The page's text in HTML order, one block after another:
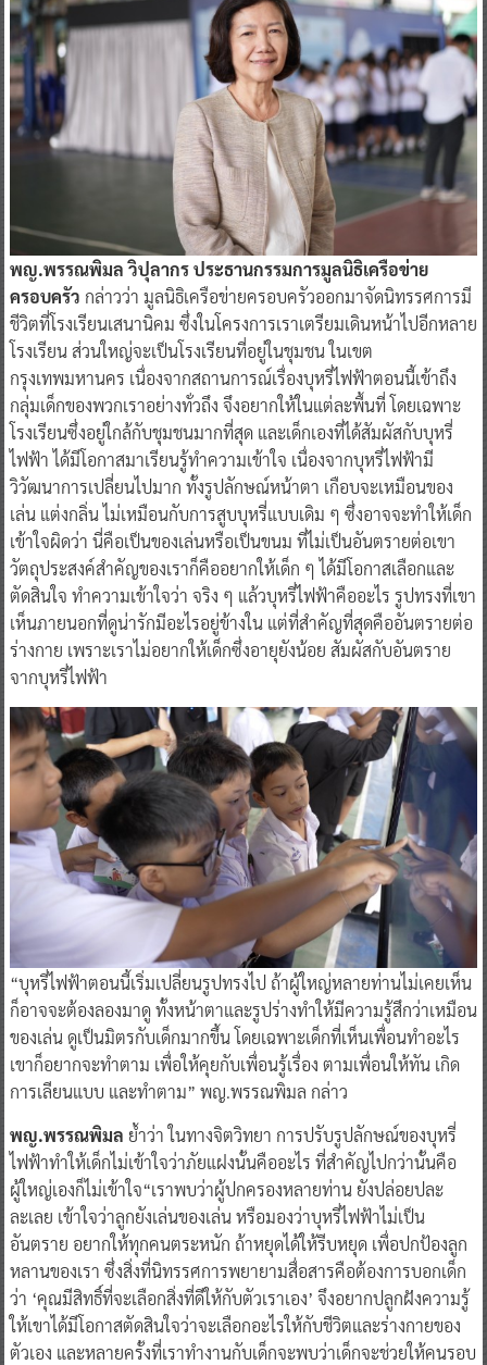
พญ.พรรณพิมล วิปุลากร ประธานกรรมการมูลนิธิเครือข่าย
ครอบครัว กล่าวว่า มูลนิธิเครือข่ายครอบครัวออกมาจัดนิทรรศการมี
ชีวิตที่โรงเรียนเสนานิคม ซึ่งในโครงการเราเตรียมเดินหน้าไปอีกหลาย
โรงเรียน ส่วนใหญ่จะเป็นโรงเรียนที่อยู่ในชุมชน ในเขต
กรุงเทพมหานคร เนื่องจากสถานการณ์เรื่องบุหรี่ไฟฟ้าตอนนี้เข้าถึง
กลุ่มเด็กของพวกเราอย่างทั่วถึง จึงอยากให้ในแต่ละพื้นที่ โดยเฉพาะ
โรงเรียนซึ่งอยู่ใกล้กับชุมชนมากที่สุด และเด็กเองที่ได้สัมผัสกับบุหรี่
ไฟฟ้า ได้มีโอกาสมาเรียนรู้ทำความเข้าใจ เนื่องจากบุหรี่ไฟฟ้ามี
วิวัฒนาการเปลี่ยนไปมาก ทั้งรูปลักษณ์หน้าตา เกือบจะเหมือนของ
เล่น แต่งกลิ่น ไม่เหมือนกับการสูบบุหรี่แบบเดิม ๆ ซึ่งอาจจะทำให้เด็ก
เข้าใจผิดว่า นี่คือเป็นของเล่นหรือเป็นขนม ที่ไม่เป็นอันตรายต่อเขา
วัตถุประสงค์สำคัญของเราก็คืออยากให้เด็ก ๆ ได้มีโอกาสเลือกและ
ตัดสินใจ ทำความเข้าใจว่า จริง ๆ แล้วบุหรี่ไฟฟ้าคืออะไร รูปทรงที่เขา
เห็นภายนอกที่ดูน่ารักมีอะไรอยู่ข้างใน แต่ที่สำคัญที่สุดคืออันตรายต่อ
ร่างกาย เพราะเราไม่อยากให้เด็กซึ่งอายุยังน้อย สัมผัสกับอันตราย
จากบุหรี่ไฟฟ้า
“บุหรี่ไฟฟ้าตอนนี้เริ่มเปลี่ยนรูปทรงไป ถ้าผู้ใหญ่หลายท่านไม่เคยเห็น
ก็อาจจะต้องลองมาดู ทั้งหน้าตาและรูปร่างทำให้มีความรู้สึกว่าเหมือน
ของเล่น ดูเป็นมิตรกับเด็กมากขึ้น โดยเฉพาะเด็กที่เห็นเพื่อนทำอะไร
เขาก็อยากจะทำตาม เพื่อให้คุยกับเพื่อนรู้เรื่อง ตามเพื่อนให้ทัน เกิด
การเลียนแบบ และทำตาม” พญ.พรรณพิมล กล่าว
พญ.พรรณพิมล ย้ำว่า ในทางจิตวิทยา การปรับรูปลักษณ์ของบุหรี่
ไฟฟ้าทำให้เด็กไม่เข้าใจว่าภัยแฝงนั้นคืออะไร ที่สำคัญไปกว่านั้นคือ
ผู้ใหญ่เองก็ไม่เข้าใจ“เราพบว่าผู้ปกครองหลายท่าน ยังปล่อยปละ
ละเลย เข้าใจว่าลูกยังเล่นของเล่น หรือมองว่าบุหรี่ไฟฟ้าไม่เป็น
อันตราย อยากให้ทุกคนตระหนัก ถ้าหยุดได้ให้รีบหยุด เพื่อปกป้องลูก
หลานของเรา ซึ่งสิ่งที่นิทรรศการพยายามสื่อสารคือต้องการบอกเด็ก
ว่า ‘คุณมีสิทธิ์ที่จะเลือกสิ่งที่ดีให้กับตัวเราเอง’ จึงอยากปลูกฝังความรู้
ให้เขาได้มีโอกาสตัดสินใจว่าจะเลือกอะไรให้กับชีวิตและร่างกายของ
ตัวเอง และหลายครั้งที่เราทำงานกับเด็กจะพบว่าเด็กจะช่วยให้คนรอบ